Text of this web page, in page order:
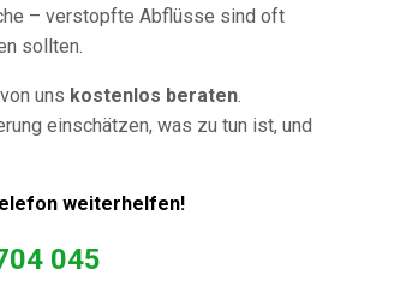
– verstopfte Abflüsse sind oft
sollten.
uns kostenlos beraten.
einschätzen, was zu tun ist, und
weiterhelfen!
045